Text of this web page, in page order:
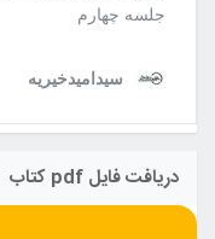
دریافت فایل pdf کتاب